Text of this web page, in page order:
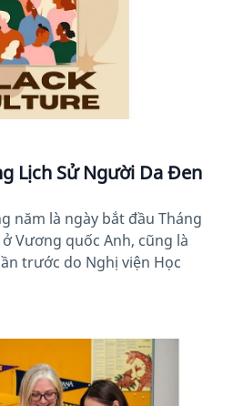
Lịch Sử Người Da Đen
năm là ngày bắt đầu Tháng
Vương quốc Anh, cũng là
trước do Nghị viện Học